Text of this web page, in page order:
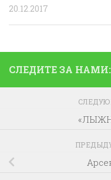
20.12.2017
СЛЕДИТЕ ЗА НАМИ: